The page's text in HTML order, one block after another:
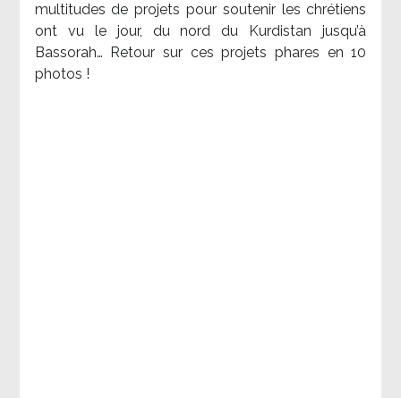
multitudes de projets pour soutenir les chrétiens
ont vu le jour, du nord du Kurdistan jusqu’à
Bassorah… Retour sur ces projets phares en 10
photos !